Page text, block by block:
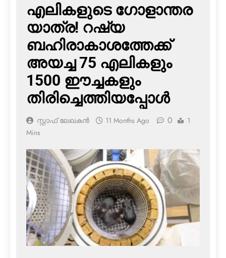
എലികളുടെ ഗോളാന്തര
യാത്ര! റഷ്യ
ബഹിരാകാശത്തേക്ക്
അയച്ച 75 എലികളും
1500 ഈച്ചകളും
തിരിച്ചെത്തിയപ്പോള്‍
സ്റ്റാഫ് ലേഖകൻ 11 Months Ago 0
1
Mins